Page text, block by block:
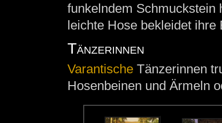
funkelndem Schmuckstein
leichte Hose bekleidet ihre
Tänzerinnen
VarantischeTänzerinnen
Hosenbeinen und Ärmeln